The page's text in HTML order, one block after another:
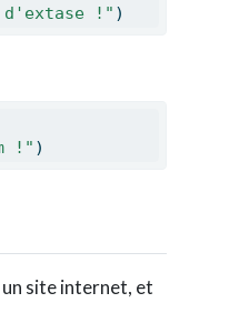
d'extase !" )
!" )
site internet, et